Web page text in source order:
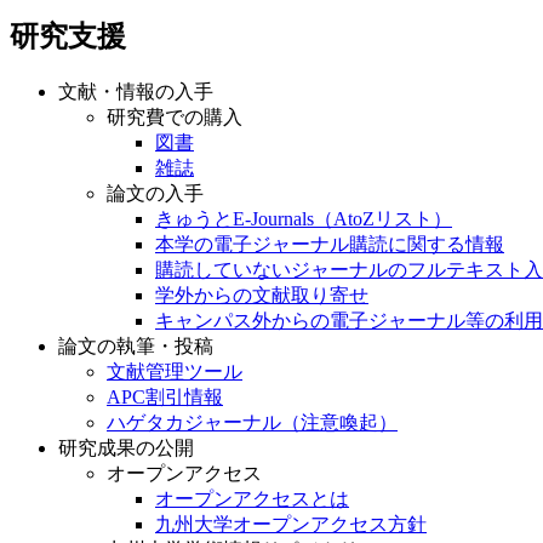
研究支援
文献・情報の入手
研究費での購入
図書
雑誌
論文の入手
きゅうとE-Journals（AtoZリスト）
本学の電子ジャーナル購読に関する情報
購読していないジャーナルのフルテキスト
学外からの文献取り寄せ
キャンパス外からの電子ジャーナル等の利用
論文の執筆・投稿
文献管理ツール
APC割引情報
ハゲタカジャーナル（注意喚起）
研究成果の公開
オープンアクセス
オープンアクセスとは
九州大学オープンアクセス方針